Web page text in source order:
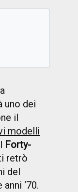
uno dei
il
modelli
Forty-
retrò
del
‘70.